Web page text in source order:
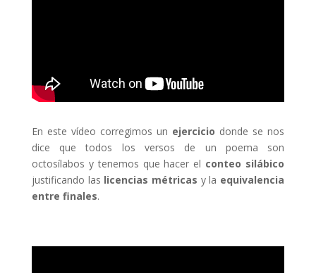
En este vídeo corregimos un ejercicio donde se nos
dice que todos los versos de un poema son
octosílabos y tenemos que hacer el conteo silábico
justificando las licencias métricas y la equivalencia
entre finales.